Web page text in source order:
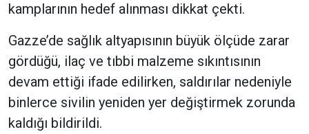
kamplarının hedef alınması dikkat çekti.
Gazze’de sağlık altyapısının büyük ölçüde zarar
gördüğü, ilaç ve tıbbi malzeme sıkıntısının
devam ettiği ifade edilirken, saldırılar nedeniyle
binlerce sivilin yeniden yer değiştirmek zorunda
kaldığı bildirildi.